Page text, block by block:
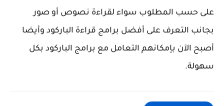
على حسب المطلوب سواء لقراءة نصوص أو صور
بجانب التعرف على أفضل برامج قراءة الباركود وأيضا
أصبح الآن بإمكانهم التعامل مع برامج الباركود بكل
سهولة.